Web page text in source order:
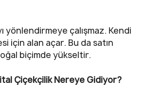
yönlendirmeye çalışmaz. Kendi
için alan açar. Bu da satın
biçimde yükseltir.
Çiçekçilik Nereye Gidiyor?